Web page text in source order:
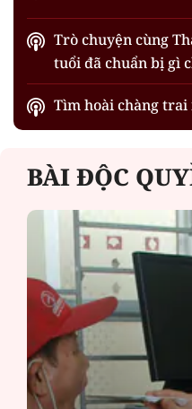
Trò chuyện cùng
tuổi đã chuẩn bị gì
Tìm hoài chàng trai
BÀI ĐỘC